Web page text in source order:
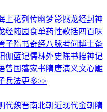
上花列传幽梦影撼龙经封神
经随园食单药性歌括四百味
子隋书奇经八脉考何博士备
伽蓝记儒林外史 陈书搜神记
曾国藩家书 隋唐演义文心雕
兵法更多>>
代魏晋南北朝近现代金朝 隋